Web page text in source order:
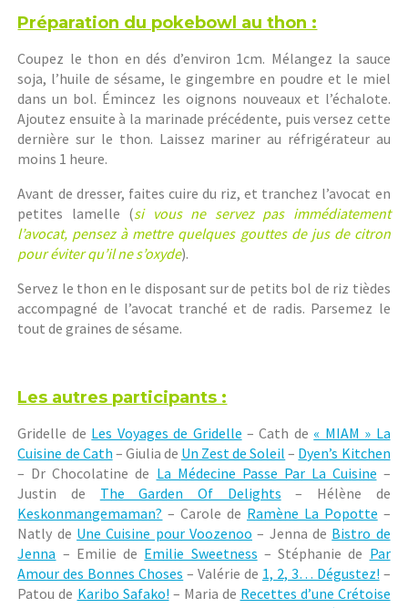
Préparation du pokebowl au thon :
Coupez le thon en dés d’environ 1cm. Mélangez la sauce
soja, l’huile de sésame, le gingembre en poudre et le miel
dans un bol. Émincez les oignons nouveaux et l’échalote.
Ajoutez ensuite à la marinade précédente, puis versez cette
dernière sur le thon. Laissez mariner au réfrigérateur au
moins 1 heure.
Avant de dresser, faites cuire du riz, et tranchez l’avocat en
petites lamelle (si vous ne servez pas immédiatement
l’avocat, pensez à mettre quelques gouttes de jus de citron
pour éviter qu’il ne s’oxyde).
Servez le thon en le disposant sur de petits bol de riz tièdes
accompagné de l’avocat tranché et de radis. Parsemez le
tout de graines de sésame.
Les autres participants :
Gridelle de Les Voyages de Gridelle – Cath de « MIAM » La
Cuisine de Cath – Giulia de Un Zest de Soleil – Dyen’s Kitchen
– Dr Chocolatine de La Médecine Passe Par La Cuisine –
Justin de The Garden Of Delights – Hélène de
Keskonmangemaman? – Carole de Ramène La Popotte –
Natly de Une Cuisine pour Voozenoo – Jenna de Bistro de
Jenna – Emilie de Emilie Sweetness – Stéphanie de Par
Amour des Bonnes Choses – Valérie de 1, 2, 3… Dégustez! –
Patou de Karibo Safako! – Maria de Recettes d’une Crétoise